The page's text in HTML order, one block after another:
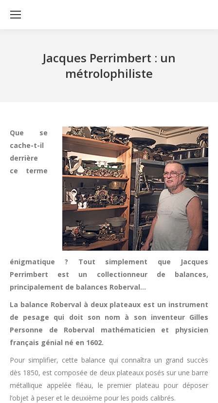
Jacques Perrimbert : un
métrolophiliste
Que se
cache-t-il
derrière
ce terme
énigmatique ? Tout simplement que Jacques
Perrimbert est un collectionneur de balances,
principalement de balances Roberval…
La balance Roberval à deux plateaux est un instrument
de pesage qui doit son nom à son inventeur Gilles
Personne de Roberval mathématicien et physicien
français génial né en 1602.
Pour simplifier, cette balance qui connaîtra un grand succès
dès 1850, est composée de deux plateaux posés sur une barre
métallique appelée fléau, le premier plateau pour déposer
l’objet à peser et le deuxième pour les poids calibrés.